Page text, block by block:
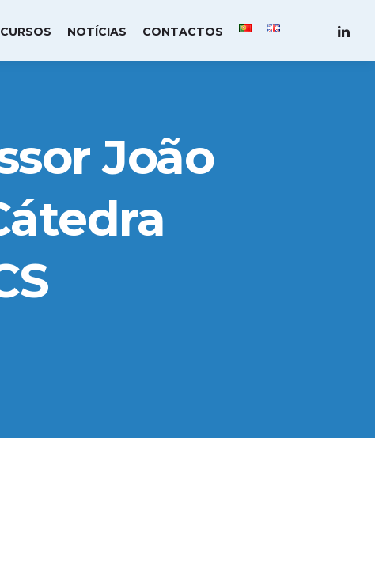
NOTÍCIAS CONTACTOS
João